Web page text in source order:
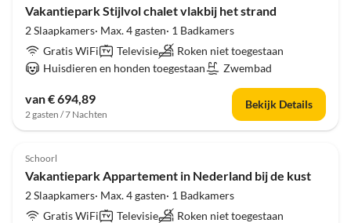
Vakantiepark Stijlvol chalet vlakbij het strand
2 Slaapkamers· Max. 4 gasten· 1 Badkamers
Gratis WiFi
Televisie
Roken niet toegestaan
Huisdieren en honden toegestaan
Zwembad
van € 694,89
2 gasten / 7 Nachten
Bekijk Details
4.0 (89)
Schoorl
Vakantiepark Appartement in Nederland bij de kust
2 Slaapkamers· Max. 4 gasten· 1 Badkamers
Gratis WiFi
Televisie
Roken niet toegestaan